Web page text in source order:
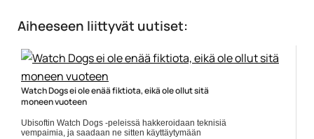
Aiheeseen liittyvät uutiset:
Watch Dogs ei ole enää fiktiota, eikä ole ollut sitä
moneen vuoteen
Ubisoftin Watch Dogs -peleissä hakkeroidaan teknisiä
vempaimia, ja saadaan ne sitten käyttäytymään